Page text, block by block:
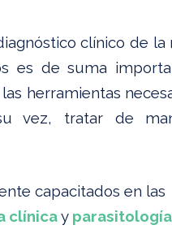
clínico de la
es de suma
herramientas
vez, tratar de
capacitados en las
clínicay parasitología